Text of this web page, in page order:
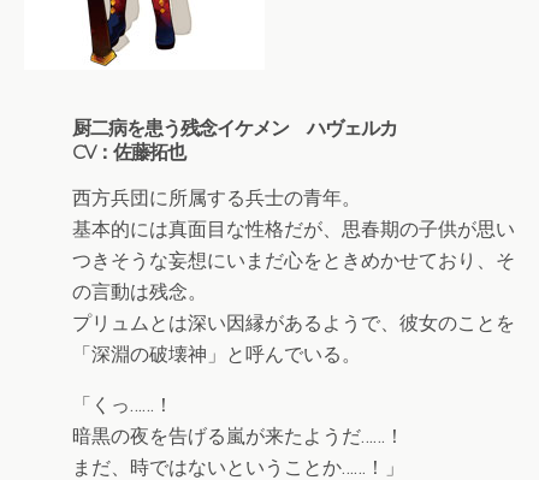
厨二病を患う残念イケメン ハヴェルカ
CV：佐藤拓也
西方兵団に所属する兵士の青年。
基本的には真面目な性格だが、思春期の子供が思い
つきそうな妄想にいまだ心をときめかせており、そ
の言動は残念。
プリュムとは深い因縁があるようで、彼女のことを
「深淵の破壊神」と呼んでいる。
「くっ……！
暗黒の夜を告げる嵐が来たようだ……！
まだ、時ではないということか……！」